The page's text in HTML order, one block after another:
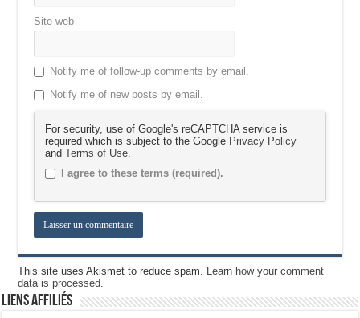
Site web
Notify me of follow-up comments by email.
Notify me of new posts by email.
For security, use of Google's reCAPTCHA service is
required which is subject to the Google Privacy Policy
andTerms of Use
I agree to these terms (required).
This site uses Akismet to reduce spam. Learn how your comment
data is processed.
Liens Affiliés